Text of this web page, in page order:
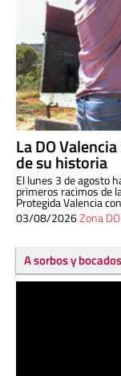
La DO
de su historia
El lunes 3 de agosto
primeros racimos de
Protegida Valencia
03/08/2026Zona DO
A sorbos y bocados